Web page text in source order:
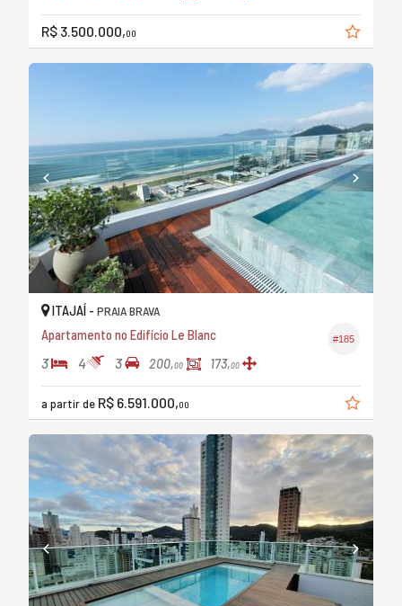
R$ 3.500.000,00
#185
ITAJAÍ - PRAIA BRAVA
Apartamento no Edifício Le Blanc
3 4 3 200,00 173,00
a partir de R$ 6.591.000,00